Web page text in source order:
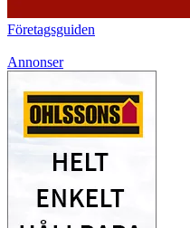
Företagsguiden
Annonser